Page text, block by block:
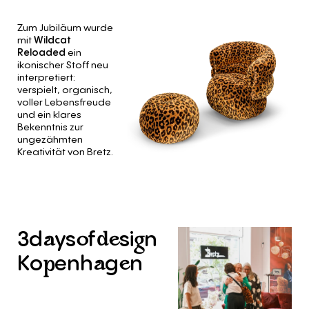
Zum Jubiläum wurde
mitWildcat
Reloaded ein
ikonischer Stoff neu
interpretiert:
verspielt, organisch,
voller Lebensfreude
und ein klares
Bekenntnis zur
ungezähmten
Kreativität von Bretz.
3daysofdesign
Kopenhagen